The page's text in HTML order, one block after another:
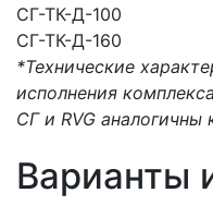
СГ-ТК-Д-100
СГ-ТК-Д-160
*Технические
исполнения
СГ и RVG
Варианты